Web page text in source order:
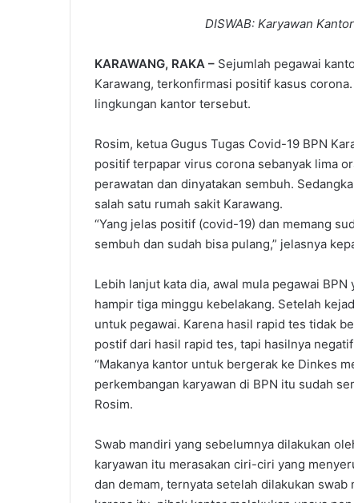
DISWAB: Karyawan
KARAWANG, RAKA – Sejumlah pegawai
Karawang, terkonfirmasi positif kasus
lingkungan kantor tersebut.
Rosim, ketua Gugus Tugas Covid-19 BPN
positif terpapar virus corona sebanyak lima
perawatan dan dinyatakan sembuh.
salah satu rumah sakit Karawang.
“Yang jelas positif (covid-19) dan memang
sembuh dan sudah bisa pulang,” jelasnya
Lebih lanjut kata dia, awal mula pegawai
hampir tiga minggu kebelakang. Setelah
untuk pegawai. Karena hasil rapid tes tidak
postif dari hasil rapid tes, tapi hasilnya
“Makanya kantor untuk bergerak ke Dinkes
perkembangan karyawan di BPN itu sudah
Rosim.
Swab mandiri yang sebelumnya dilakukan
karyawan itu merasakan ciri-ciri yang
dan demam, ternyata setelah dilakukan